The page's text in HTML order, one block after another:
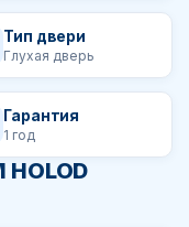
Тип двери
Глухая дверь
Гарантия
1 год